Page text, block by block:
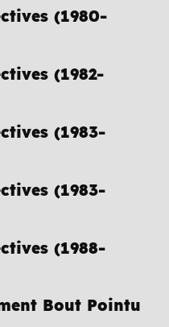
(1980-
(1982-
(1983-
(1983-
(1988-
Bout Pointu